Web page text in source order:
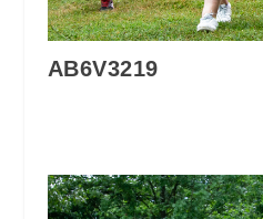
AB6V3219